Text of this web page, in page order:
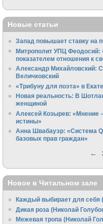
Новые статьи
Запад повышает ставку на
Митрополит УПЦ Феодосий:
показателем отношения к
Алек­сандр Михайловский:
Величковский
«Трибуну для поэта» в
Новая реальность: В
женщиной
Алексей Козырев: «Мнение
истины»
Анна Швабауэр: «Система
базовых прав граждан»
←
Новое в Читальном зале
Каждый выбирает для себя
Дикая роза (Николай
Межевая тропа (Николай